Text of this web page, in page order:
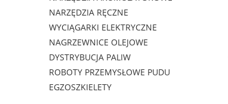
NARZĘDZIA RĘCZNE
WYCIĄGARKI ELEKTRYCZNE
NAGRZEWNICE OLEJOWE
DYSTRYBUCJA PALIW
ROBOTY PRZEMYSŁOWE PUDU
EGZOSZKIELETY